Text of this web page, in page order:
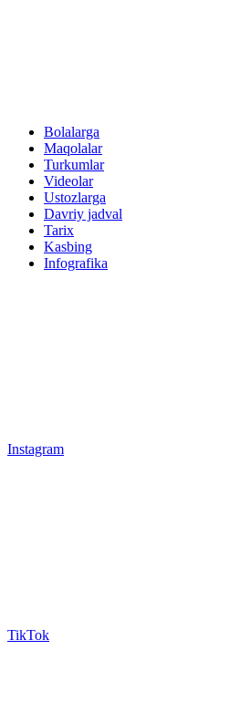
Bolalarga
Maqolalar
Turkumlar
Videolar
Ustozlarga
Davriy jadval
Tarix
Kasbing
Infografika
Instagram
TikTok